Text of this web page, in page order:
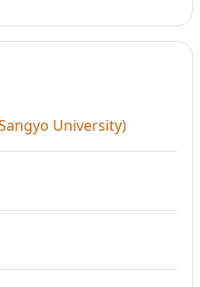
University)URL